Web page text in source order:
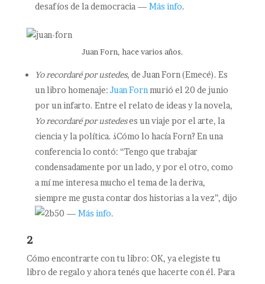
desafíos de la democracia — Más info.
Juan Forn, hace varios años.
Yo recordaré por ustedes, de Juan Forn (Emecé). Es
un libro homenaje: Juan Forn murió el 20 de junio
por un infarto. Entre el relato de ideas y la novela,
Yo recordaré por ustedeses un viaje por el arte, la
ciencia y la política. ¿Cómo lo hacía Forn? En una
conferencia lo contó: “Tengo que trabajar
condensadamente por un lado, y por el otro, como
a mí me interesa mucho el tema de la deriva,
siempre me gusta contar dos historias a la vez”, dijo
— Más info.
2
Cómo encontrarte con tu libro: OK, ya elegiste tu
libro de regalo y ahora tenés que hacerte con él. Para